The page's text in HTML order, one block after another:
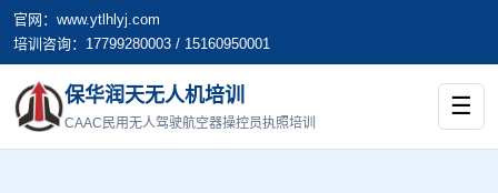
官网：www.ytlhlyj.com
培训咨询：17799280003 / 15160950001
保华润天无人机培训
CAAC民用无人驾驶航空器操控员执照培训
☰